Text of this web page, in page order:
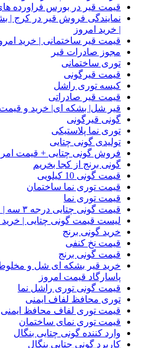
قیمت قیر در بورس فراورده
نمایندگی فروش قیر در کرج |
| خرید امروز
قیمت قیر ساختمانی | خرید امروز
مجوز صادرات قیر
توری ساختمانی
قیمت قیرگونی
کیسه توری راشل
قیمت قیر صادراتی
قیر شل| بشکه ای| خرید و قیمت
گونی قیرگونی
توری نما پلاستیکی
تولیدی گونی چتایی
فروش گونی چتایی + قیمت امروز
گونی برنج از کجا بخریم
قیمت گونی 10 کیلویی
قیمت توری نما ساختمان
قیمت توری نما
قیمت گونی چتایی درجه ۳ سه | خرید امروز
لیست قیمت گونی چتایی | خرید
خرید گونی برنج
قیمت نخ کنفی
قیمت گونی برنج
خرید قیر بشکه ای شل و مخلوط |
پاسارگاد قیمت امروز
قیمت گونی توری راشل نما
توری محافظ لفاف ایمنی
قیمت توری لفاف محافظ ایمنی
قیمت توری نمای ساختمان
وارد کننده گونی چتایی بنگال
کاربرد گونی چتایی بنگال